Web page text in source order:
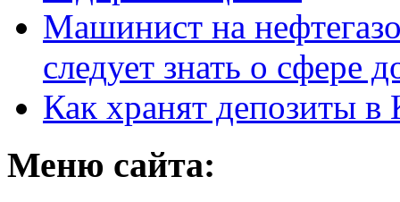
Машинист на
следует знать о сфере
Как хранят депозиты в
Меню сайта: